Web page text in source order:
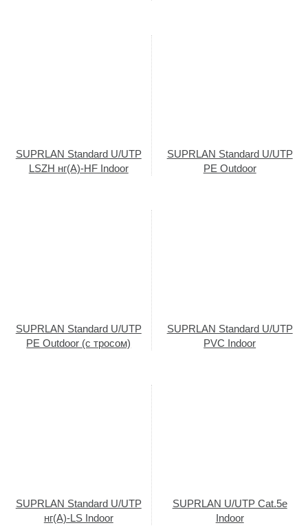
SUPRLAN Standard U/UTP
LSZH нг(А)-HF Indoor
SUPRLAN Standard U/UTP
PE Outdoor
SUPRLAN Standard U/UTP
PE Outdoor (с тросом)
SUPRLAN Standard U/UTP
PVC Indoor
SUPRLAN Standard U/UTP
нг(А)-LS Indoor
SUPRLAN U/UTP Cat.5e
Indoor